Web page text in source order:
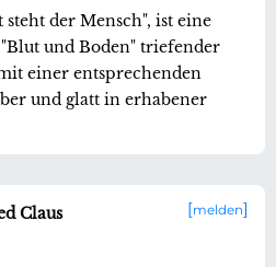
der Mensch", ist eine
und Boden" triefender
einer entsprechenden
und glatt in erhabener
melden
Claus